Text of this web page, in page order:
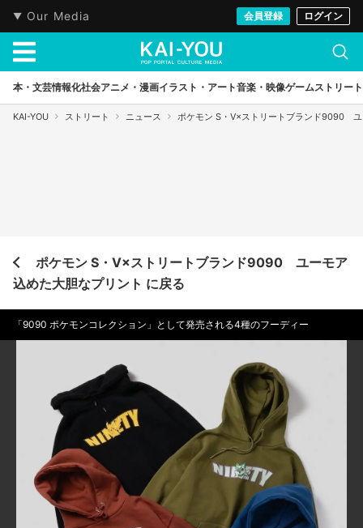
Our Media 会員登録 ログイン
本・文芸情報化社会アニメ・漫画イラスト・アート音楽・映像ゲームストリート
KAI-YOU ストリート ニュース ポケモン S・V×ストリートブランド9090 ユ
ポケモン S・V×ストリートブランド9090 ユーモア
込めた大胆なプリント に戻る
「9090 ポケモンコレクション」として発売される4種のフーディー